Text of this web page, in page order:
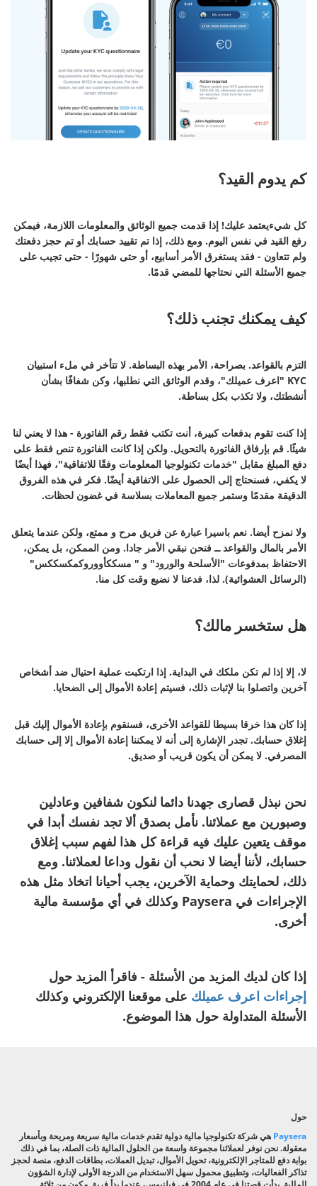
كم يدوم القيد؟
كل شيءيعتمد عليك! إذا قدمت جميع الوثائق والمعلومات اللازمة، فيمكن
رفع القيد في نفس اليوم. ومع ذلك، إذا تم تقييد حسابك أو تم حجز دفعتك
ولم تتعاون - فقد يستغرق الأمر أسابيع، أو حتى شهورًا - حتى تجيب على
جميع الأسئلة التي نحتاجها للمضي قدمًا.
كيف يمكنك تجنب ذلك؟
التزم بالقواعد. بصراحة، الأمر بهذه البساطة. لا تتأخر في ملء استبيان
KYC "اعرف عميلك"، وقدم الوثائق التي نطلبها، وكن شفافًا بشأن
أنشطتك، ولا تكذب بكل بساطة.
إذا كنت تقوم بدفعات كبيرة، أنت تكتب فقط رقم الفاتورة - هذا لا يعني لنا
شيئًا. قم بإرفاق الفاتورة بالتحويل. ولكن إذا كانت الفاتورة تنص فقط على
دفع المبلغ مقابل "خدمات تكنولوجيا المعلومات وفقًا للاتفاقية"، فهذا أيضًا
لا يكفي، فسنحتاج إلى الحصول على الاتفاقية أيضًا. فكر في هذه الفروق
الدقيقة مقدمًا وستمر جميع المعاملات بسلاسة في غضون لحظات.
ولا نمزح أيضا. نعم باسيرا عبارة عن فريق مرح و ممتع، ولكن عندما يتعلق
الأمر بالمال والقواعد ــ فنحن نبقي الأمر جادا. ومن الممكن، بل يمكن،
الاحتفاظ بمدفوعات "الأسلحة والورود" و " مسككأووروكمكسككس"
(الرسائل العشوائية). لذا، فدعنا لا نضيع وقت كل منا.
هل ستخسر مالك؟
لا، إلا إذا لم تكن ملكك في البداية. إذا ارتكبت عملية احتيال ضد أشخاص
آخرين واتصلوا بنا لإثبات ذلك، فسيتم إعادة الأموال إلى الضحايا.
إذا كان هذا خرقا بسيطا للقواعد الأخرى، فسنقوم بإعادة الأموال إليك قبل
إغلاق حسابك. تجدر الإشارة إلى أنه لا يمكننا إعادة الأموال إلا إلى حسابك
المصرفي. لا يمكن أن يكون قريب أو صديق.
نحن نبذل قصارى جهدنا دائما لنكون شفافين وعادلين
وصبورين مع عملائنا. نأمل بصدق ألا تجد نفسك أبدا في
موقف يتعين عليك فيه قراءة كل هذا لفهم سبب إغلاق
حسابك، لأننا أيضا لا نحب أن نقول وداعا لعملائنا. ومع
ذلك، لحمايتك وحماية الآخرين، يجب أحيانا اتخاذ مثل هذه
الإجراءات في Paysera وكذلك في أي مؤسسة مالية
أخرى.
إذا كان لديك المزيد من الأسئلة - فاقرأ المزيد حول
إجراءات اعرف عميلك على موقعنا الإلكتروني وكذلك
الأسئلة المتداولة حول هذا الموضوع.
حول
Paysera هي شركة تكنولوجيا مالية دولية تقدم خدمات مالية سريعة ومريحة وبأسعار
معقولة. نحن نوفر لعملائنا مجموعة واسعة من الحلول المالية ذات الصلة، بما في ذلك
بوابة دفع للمتاجر الإلكترونية، تحويل الأموال، تبديل العملات، بطاقات الدفع، منصة لحجز
تذاكر الفعاليات، وتطبيق محمول سهل الاستخدام من الدرجة الأولى لإدارة الشؤون